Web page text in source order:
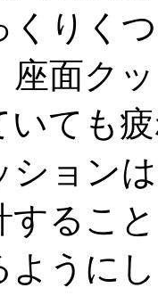
くりく
座面ク
いても
ション
するこ
ように